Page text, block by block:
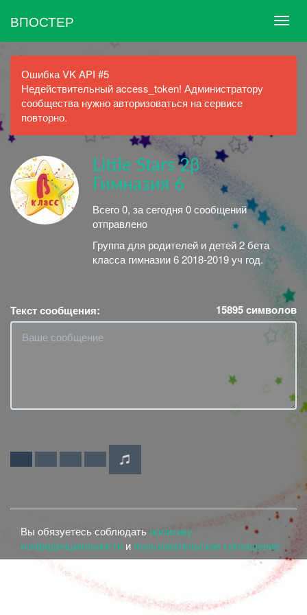
ВПОСТЕР
Ошибка VK API #5
Недействительный access_token! Администратору
сообщества нужно авторизоваться на сервисе
повторно.
Little Stars 2β
Гимназия 6
Всего 0, за сегодня 0 сообщений
отправлено
Группа для родителей и детей 2 бета
класса гимназии 6 2018-2019 уч год.
Текст сообщения: 15895символов
Вы обязуетесь соблюдать политику
конфиденциальности и пользовательское соглашение